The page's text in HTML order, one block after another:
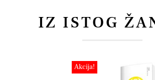
IZ ISTOG
Akcija!